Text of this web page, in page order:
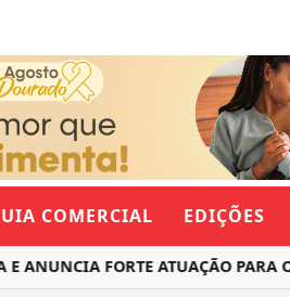
COMERCIAL EDIÇÕES
FORTE ATUAÇÃO PARA O